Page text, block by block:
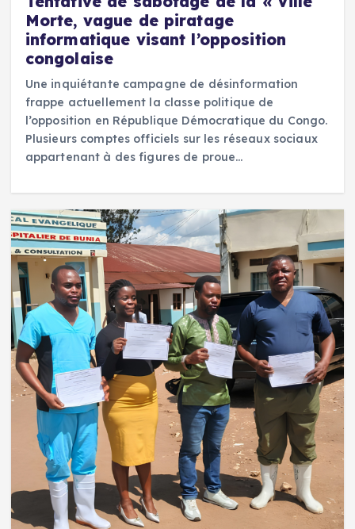
Morte, vague de piratage
informatique visant l’opposition
congolaise
Une inquiétante campagne de désinformation
frappe actuellement la classe politique de
l’opposition en République Démocratique du Congo.
Plusieurs comptes officiels sur les réseaux sociaux
appartenant à des figures de proue…